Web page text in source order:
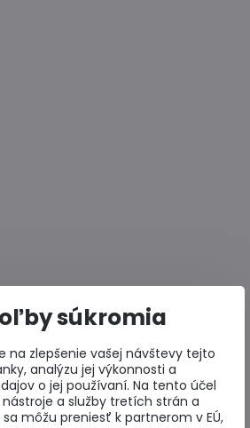
súkromia
na zlepšenie vašej návštevy tejto
analýzu jej výkonnosti a
o jej používaní. Na tento účel
a služby tretích strán a
môžu preniesť k partnerom v EÚ,